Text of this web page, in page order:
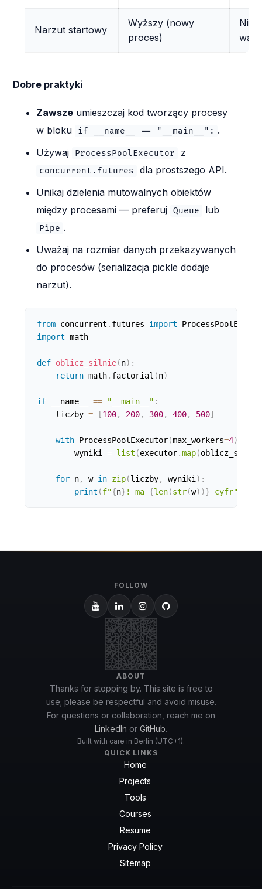
Narzut startowy
Wyższy (nowy
proces)
Dobre praktyki
Zawsze umieszczaj kod tworzący procesy
w bloku
if __name__ == "__main__": .
Używaj
ProcessPoolExecutor z
concurrent.futures
dla prostszego API.
Unikaj dzielenia mutowalnych obiektów
między procesami — preferuj
Queue lub
Pipe .
Uważaj na rozmiar danych przekazywanych
do procesów (serializacja pickle dodaje
narzut).
from concurrent . futures import
import math
def oblicz_silnie(n) :
return math. factorial (n)
if __name__ == "__main__" :
    liczby
= [100, 200, 300, 400, 500]
with ProcessPoolExecutor(max_workers=4)
        wyniki
= list (executor.map(oblicz_silnie
for n, w in zip(liczby, wyniki ) :
print (f"{n} ! ma {len(str(w) )} cyfr"
ABOUT
Thanks for stopping by. This site is free to
use; please be respectful and avoid misuse.
For questions or collaboration, reach me on
LinkedIn or GitHub.
Built with care in Berlin (UTC+1).
QUICK LINKS
Home
Projects
Tools
Courses
Resume
Privacy Policy
Sitemap
FOLLOW